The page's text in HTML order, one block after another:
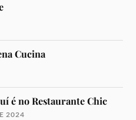
Cucina
é no Restaurante Chic
2024